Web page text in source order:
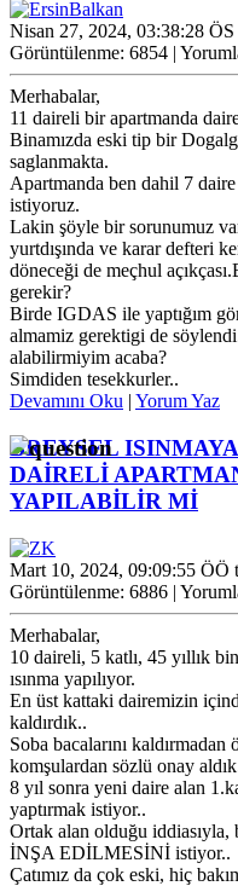
Nisan 27, 2024, 03:38:28 ÖS
Görüntülenme: 6854 |
Merhabalar,
11 daireli bir apartmanda
Binamızda eski tip bir
saglanmakta.
Apartmanda ben dahil 7
istiyoruz.
Lakin şöyle bir sorunumuz
yurtdışında ve karar defteri
döneceği de meçhul
gerekir?
Birde IGDAS ile yaptığım
almamiz gerektigi de
alabilirmiyim acaba?
Simdiden tesekkurler..
Devamını Oku | Yorum Yaz
BREYSEL
DAİRELİ
YAPILABİLİR Mİ
Mart 10, 2024, 09:09:55 ÖÖ
Görüntülenme: 6886 |
Merhabalar,
10 daireli, 5 katlı, 45 yıllık
ısınma yapılıyor.
En üst kattaki dairemizin
kaldırdık..
Soba bacalarını
komşulardan sözlü onay
8 yıl sonra yeni daire alan
yaptırmak istiyor..
Ortak alan olduğu
İNŞA EDİLMESİNİ istiyor..
Çatımız da çok eski, hiç